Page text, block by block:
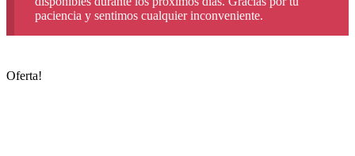
paciencia y sentimos cualquier inconveniente.
Oferta!